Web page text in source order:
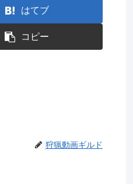
はてブ
コピー
狩猟動画ギルド